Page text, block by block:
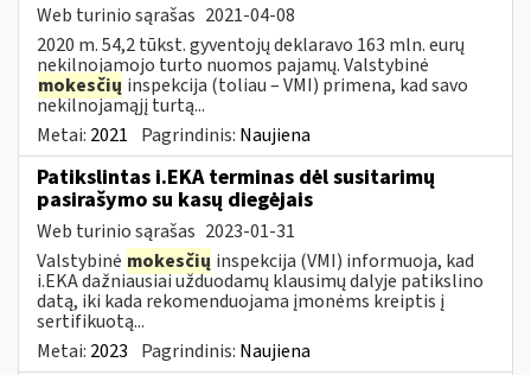
Web turinio sąrašas 2021-04-08
2020 m. 54,2 tūkst. gyventojų deklaravo 163 mln. eurų
nekilnojamojo turto nuomos pajamų. Valstybinė
mokesčių inspekcija (toliau – VMI) primena, kad savo
nekilnojamąjį turtą...
Metai: 2021 Pagrindinis: Naujiena
Patikslintas i.EKA terminas dėl susitarimų
pasirašymo su kasų diegėjais
Web turinio sąrašas 2023-01-31
Valstybinė mokesčių inspekcija (VMI) informuoja, kad
i.EKA dažniausiai užduodamų klausimų dalyje patikslino
datą, iki kada rekomenduojama įmonėms kreiptis į
sertifikuotą...
Metai: 2023 Pagrindinis: Naujiena